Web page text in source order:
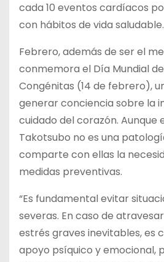
cada 10 eventos cardíacos
con hábitos de vida saludable.
Febrero, además de ser el
conmemora el Día Mundial
Congénitas (14 de febrero),
generar conciencia sobre la
cuidado del corazón. Aunque
Takotsubo no es una
comparte con ellas la
medidas preventivas.
“Es fundamental evitar
severas. En caso de
estrés graves inevitables, es
apoyo psíquico y emocional,